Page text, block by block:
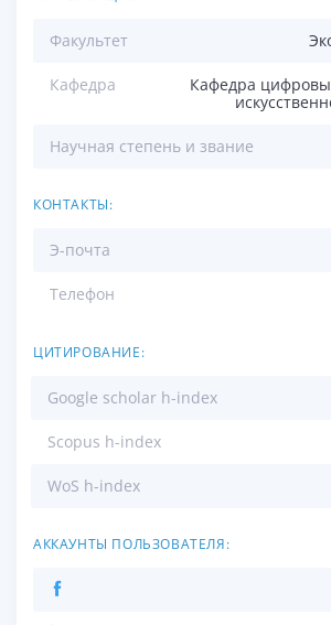
Факультет
Кафедра
Кафедра
Научная степень и звание
КОНТАКТЫ:
Э-почта
Телефон
ЦИТИРОВАНИЕ:
Google scholar h-index
Scopus h-index
WoS h-index
АККАУНТЫ ПОЛЬЗОВАТЕЛЯ: